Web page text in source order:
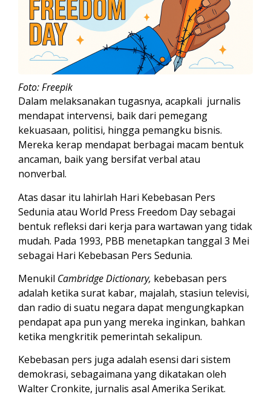
Foto: Freepik
Dalam melaksanakan tugasnya, acapkali jurnalis
mendapat intervensi, baik dari pemegang
kekuasaan, politisi, hingga pemangku bisnis.
Mereka kerap mendapat berbagai macam bentuk
ancaman, baik yang bersifat verbal atau
nonverbal.
Atas dasar itu lahirlah Hari Kebebasan Pers
Sedunia atau World Press Freedom Day sebagai
bentuk refleksi dari kerja para wartawan yang tidak
mudah. Pada 1993, PBB menetapkan tanggal 3 Mei
sebagai Hari Kebebasan Pers Sedunia.
Menukil Cambridge Dictionary, kebebasan pers
adalah ketika surat kabar, majalah, stasiun televisi,
dan radio di suatu negara dapat mengungkapkan
pendapat apa pun yang mereka inginkan, bahkan
ketika mengkritik pemerintah sekalipun.
Kebebasan pers juga adalah esensi dari sistem
demokrasi, sebagaimana yang dikatakan oleh
Walter Cronkite, jurnalis asal Amerika Serikat.